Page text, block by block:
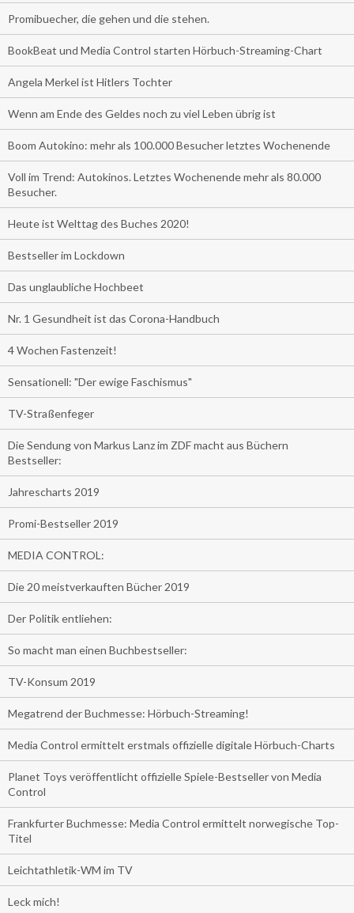
Promibuecher, die gehen und die stehen.
BookBeat und Media Control starten Hörbuch-Streaming-Chart
Angela Merkel ist Hitlers Tochter
Wenn am Ende des Geldes noch zu viel Leben übrig ist
Boom Autokino: mehr als 100.000 Besucher letztes Wochenende
Voll im Trend: Autokinos. Letztes Wochenende mehr als 80.000
Besucher.
Heute ist Welttag des Buches 2020!
Bestseller im Lockdown
Das unglaubliche Hochbeet
Nr. 1 Gesundheit ist das Corona-Handbuch
4 Wochen Fastenzeit!
Sensationell: "Der ewige Faschismus"
TV-Straßenfeger
Die Sendung von Markus Lanz im ZDF macht aus Büchern
Bestseller:
Jahrescharts 2019
Promi-Bestseller 2019
MEDIA CONTROL:
Die 20 meistverkauften Bücher 2019
Der Politik entliehen:
So macht man einen Buchbestseller:
TV-Konsum 2019
Megatrend der Buchmesse: Hörbuch-Streaming!
Media Control ermittelt erstmals offizielle digitale Hörbuch-Charts
Planet Toys veröffentlicht offizielle Spiele-Bestseller von Media
Control
Frankfurter Buchmesse: Media Control ermittelt norwegische Top-
Titel
Leichtathletik-WM im TV
Leck mich!